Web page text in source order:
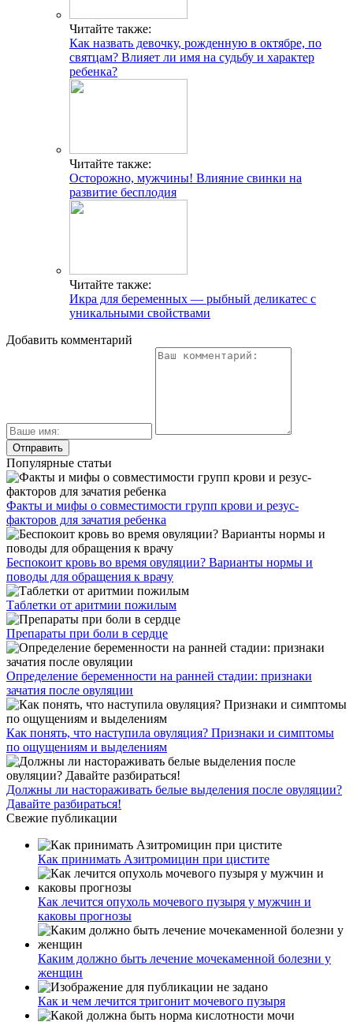
Читайте также:
Как назвать девочку, рожденную в октябре, по
святцам? Влияет ли имя на судьбу и характер
ребенка?
Читайте также:
Осторожно, мужчины! Влияние свинки на
развитие бесплодия
Читайте также:
Икра для беременных — рыбный деликатес с
уникальными свойствами
Добавить комментарий
Популярные статьи
Факты и мифы о совместимости групп крови и резус-
факторов для зачатия ребенка
Беспокоит кровь во время овуляции? Варианты нормы и
поводы для обращения к врачу
Таблетки от аритмии пожилым
Препараты при боли в сердце
Определение беременности на ранней стадии: признаки
зачатия после овуляции
Как понять, что наступила овуляция? Признаки и симптомы
по ощущениям и выделениям
Должны ли настораживать белые выделения после овуляции?
Давайте разбираться!
Свежие публикации
Как принимать Азитромицин при цистите
Как лечится опухоль мочевого пузыря у мужчин и
каковы прогнозы
Каким должно быть лечение мочекаменной болезни у
женщин
Как и чем лечится тригонит мочевого пузыря